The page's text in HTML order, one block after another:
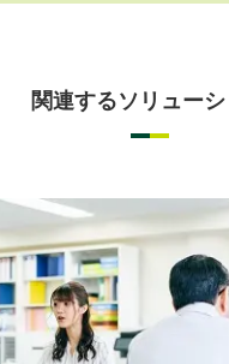
関連するソリュー